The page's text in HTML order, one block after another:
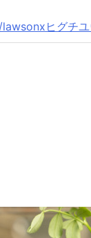
ヒグチ